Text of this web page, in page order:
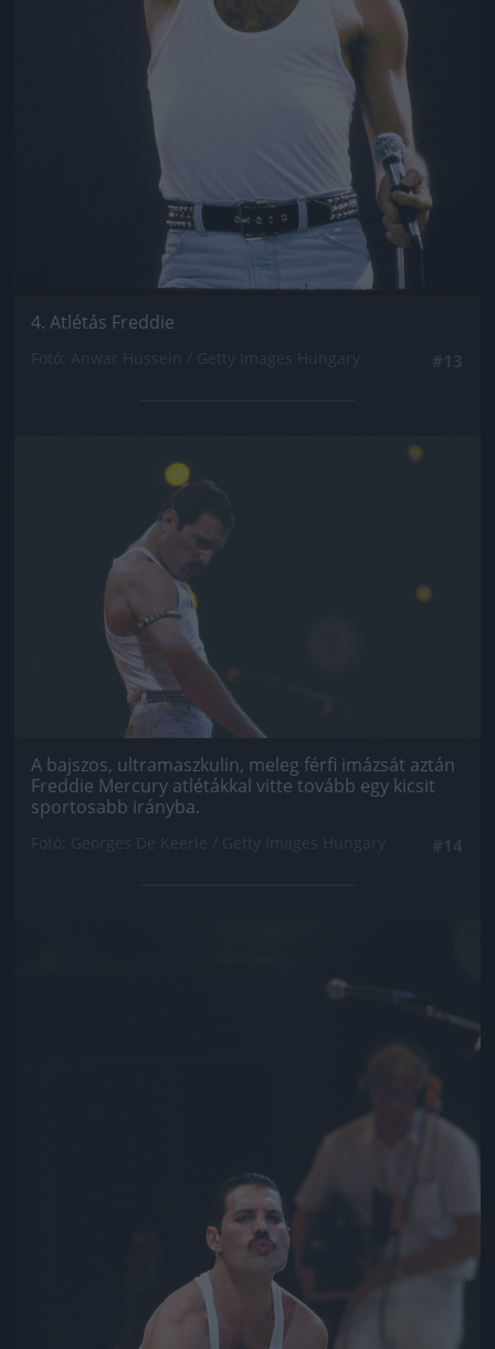
4. Atlétás Freddie
Jön még kép!
A bajszos, ultramaszkulin, meleg férfi imázsát aztán
Freddie Mercury atlétákkal vitte tovább egy kicsit
sportosabb irányba.